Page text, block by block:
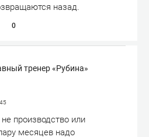
назад.
0
тренер «Рубина»
производство или
месяцев надо